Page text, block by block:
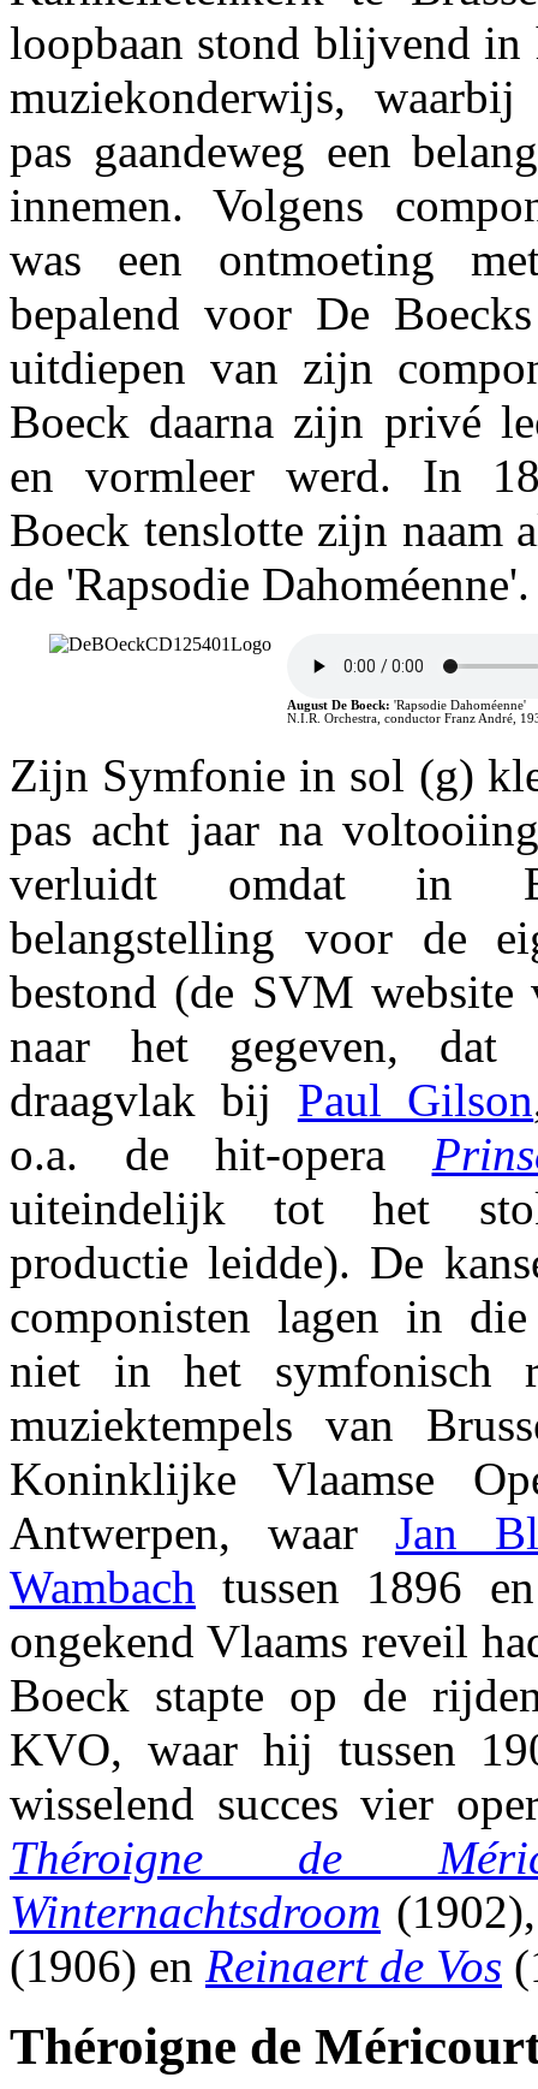
loopbaan stond blijvend in
muziekonderwijs, waarbij
pas gaandeweg een
innemen. Volgens
was een ontmoeting
bepalend voor De
uitdiepen van zijn
Boeck daarna zijn privé
en vormleer werd. In
Boeck tenslotte zijn naam
de 'Rapsodie Dahoméenne'.
August De Boeck: 'Rapsodie Dahoméenne'
N.I.R. Orchestra, conductor Franz André,
Zijn Symfonie in sol (g)
pas acht jaar na
verluidt omdat in
belangstelling voor de
bestond (de SVM
naar het gegeven, dat
draagvlak bij Paul Gilson
o.a. de hit-opera
uiteindelijk tot het
productie leidde). De
componisten lagen in
niet in het symfonisch
muziektempels van
Koninklijke Vlaamse
Antwerpen, waar Jan
Wambach tussen 1896
ongekend Vlaams reveil
Boeck stapte op de
KVO, waar hij tussen
wisselend succes vier
Théroigne de
Winternachtsdroom
(1906) en Reinaert de Vos
Théroigne de